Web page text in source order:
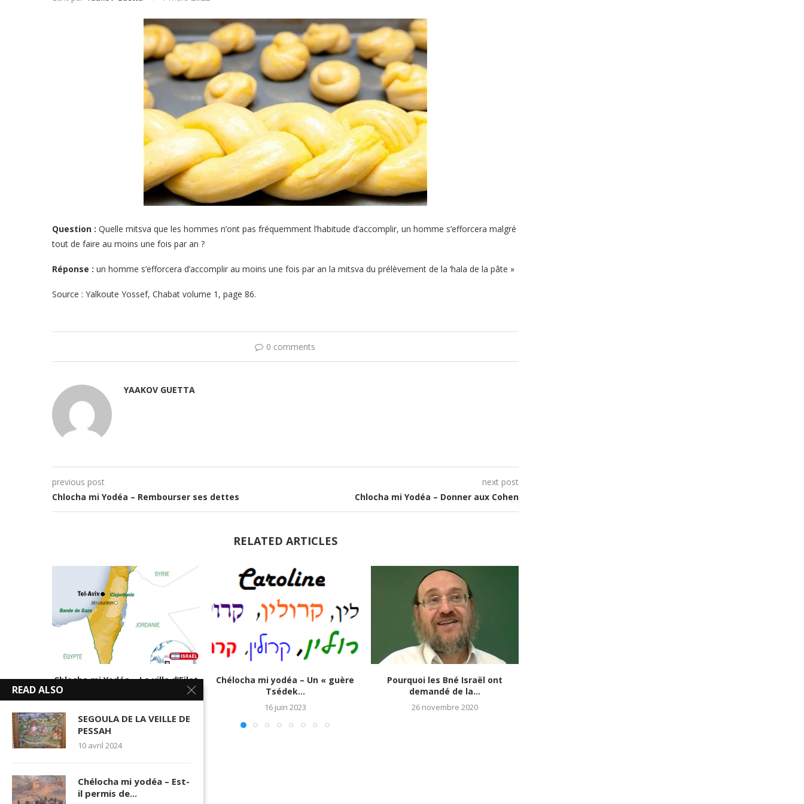
Question : Quelle mitsva que les hommes n’ont pas fréquemment l’habitude d’accomplir, un homme s’efforcera malgré
tout de faire au moins une fois par an ?
Réponse : un homme s’efforcera d’accomplir au moins une fois par an la mitsva du prélèvement de la ‘hala de la pâte »
Source : Yalkoute Yossef, Chabat volume 1, page 86.
0 comments
YAAKOV GUETTA
previous post
Chlocha mi Yodéa – Rembourser ses dettes
next post
Chlocha mi Yodéa – Donner aux Cohen
RELATED ARTICLES
Chlocha mi Yodéa – La ville d’Eilat
Chélocha mi yodéa – Un « guère
Tsédek...
16 juin 2023
Pourquoi les Bné Israël ont
demandé de la...
26 novembre 2020
READ ALSO
SEGOULA DE LA VEILLE DE
PESSAH
10 avril 2024
Chélocha mi yodéa – Est-
il permis de...